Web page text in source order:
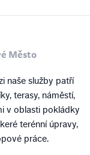
Město
naše služby patří
terasy, náměstí,
v oblasti pokládky
terénní úpravy,
práce.